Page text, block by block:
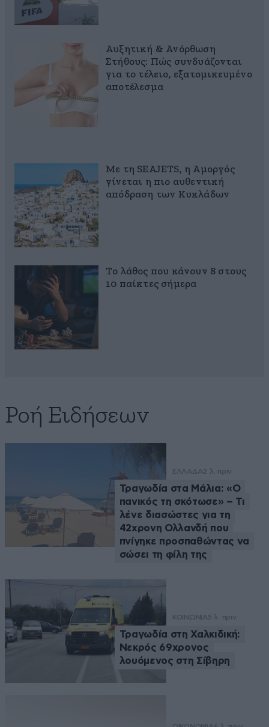
Αυξητική & Ανόρθωση
Στήθους: Πώς συνδυάζονται
για το τέλειο, εξατομικευμένο
αποτέλεσμα
Με τη SEAJETS, η Αμοργός
γίνεται η πιο αυθεντική
απόδραση των Κυκλάδων
Το λάθος που κάνουν 8 στους
10 παίκτες σήμερα
Ροή Ειδήσεων
ΕΛΛΑΔΑ2 λ. πριν
Τραγωδία στα Μάλια: «Ο
πανικός τη σκότωσε» – Τι
λένε διασώστες για τη
42χρονη Ολλανδή που
πνίγηκε προσπαθώντας να
σώσει τη φίλη της
ΚΟΙΝΩΝΙΑ5 λ. πριν
Τραγωδία στη Χαλκιδική:
Νεκρός 69χρονος
λουόμενος στη Σίβηρη